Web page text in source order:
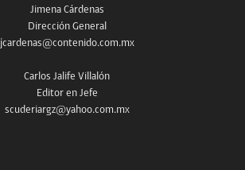
Jimena Cárdenas
Dirección General
jcardenas@contenido.com.mx
Carlos Jalife Villalón
Editor en Jefe
scuderiargz@yahoo.com.mx